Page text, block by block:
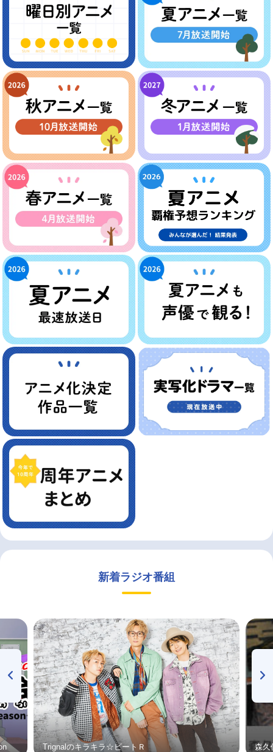
新着ラジオ番組
Trignalのキラキラ☆ビートＲ 森久